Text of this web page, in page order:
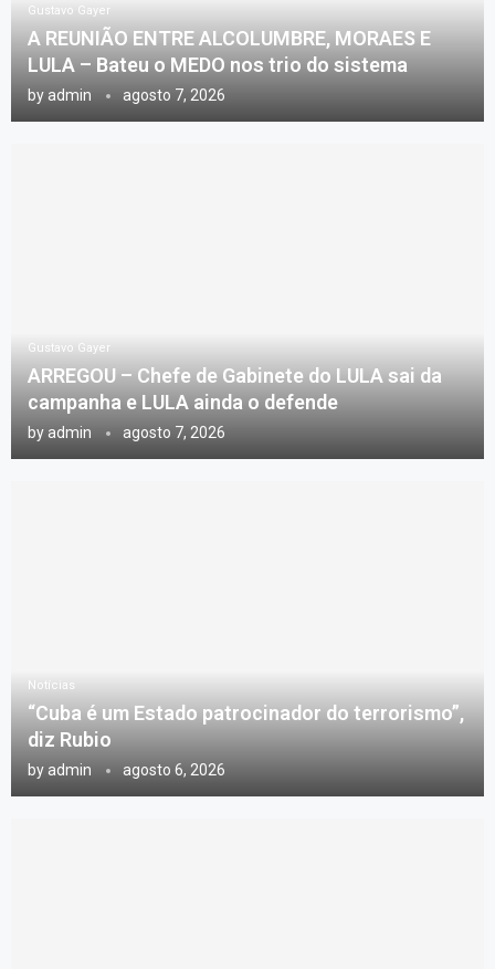
Gustavo Gayer
A REUNIÃO ENTRE ALCOLUMBRE, MORAES E
LULA – Bateu o MEDO nos trio do sistema
by admin agosto 7, 2026
Gustavo Gayer
ARREGOU – Chefe de Gabinete do LULA sai da
campanha e LULA ainda o defende
by admin agosto 7, 2026
Notícias
“Cuba é um Estado patrocinador do terrorismo”,
diz Rubio
by admin agosto 6, 2026